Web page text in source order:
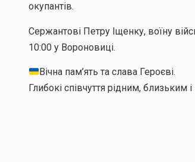
окупантів.
Сержантові Петру Іщенку, воїну
10:00 у Вороновиці.
Вічна пам’ять та слава Героєві.
Глибокі співчуття рідним, близьким